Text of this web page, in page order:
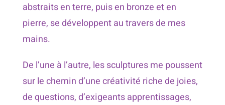
abstraits en terre, puis en bronze et en
pierre, se développent au travers de mes
mains.
De l’une à l’autre, les sculptures me poussent
sur le chemin d’une créativité riche de joies,
de questions, d’exigeants apprentissages,